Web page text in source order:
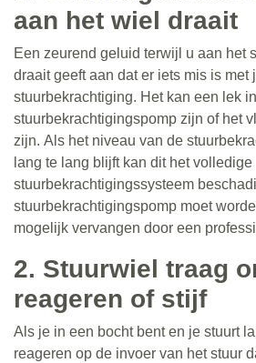
aan het wiel draait
Een zeurend geluid terwijl u aan het
draait geeft aan dat er iets mis is met
stuurbekrachtiging. Het kan een lek
stuurbekrachtigingspomp zijn of het
zijn. Als het niveau van de
lang te lang blijft kan dit het volledige
stuurbekrachtigingssysteem
stuurbekrachtigingspomp moet
mogelijk vervangen door een
2. Stuurwiel traag
reageren of stijf
Als je in een bocht bent en je stuurt
reageren op de invoer van het stuur